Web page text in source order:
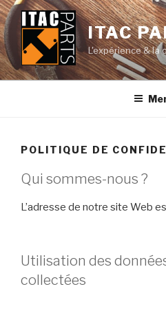
Aller
au
contenu
principal
ITAC
L'expérience & la
POLITIQUE DE
Qui sommes-nous ?
L’adresse de notre site Web
Utilisation des
collectées